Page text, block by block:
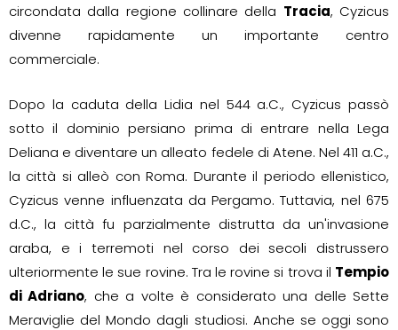
circondata dalla regione collinare della Tracia, Cyzicus
divenne rapidamente un importante centro
commerciale.
Dopo la caduta della Lidia nel 544 a.C., Cyzicus passò
sotto il dominio persiano prima di entrare nella Lega
Deliana e diventare un alleato fedele di Atene. Nel 411 a.C.,
la città si alleò con Roma. Durante il periodo ellenistico,
Cyzicus venne influenzata da Pergamo. Tuttavia, nel 675
d.C., la città fu parzialmente distrutta da un'invasione
araba, e i terremoti nel corso dei secoli distrussero
ulteriormente le sue rovine. Tra le rovine si trova il Tempio
di Adriano, che a volte è considerato una delle Sette
Meraviglie del Mondo dagli studiosi. Anche se oggi sono